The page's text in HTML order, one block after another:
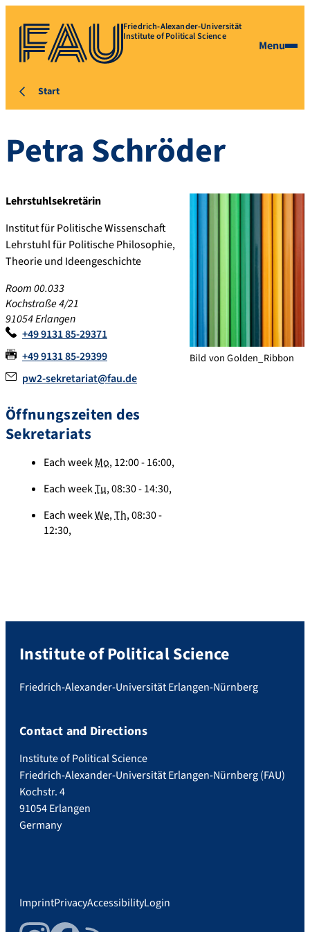
Friedrich-Alexander-Universität
Institute of Political Science
Menu
Start
Petra Schröder
Bild von Golden_Ribbon
Lehrstuhlsekretärin
Institut für Politische Wissenschaft
Lehrstuhl für Politische Philosophie,
Theorie und Ideengeschichte
Room 00.033
Kochstraße 4/21
91054Erlangen
+49 9131 85-29371
+49 9131 85-29399
pw2-sekretariat@fau.de
Öffnungszeiten des
Sekretariats
Each weekMo, 12:00 - 16:00,
Each weekTu, 08:30 - 14:30,
Each weekWe,Th, 08:30 -
12:30,
Institute of Political Science
Friedrich-Alexander-Universität Erlangen-Nürnberg
Contact and Directions
Institute of Political Science
Friedrich-Alexander-Universität Erlangen-Nürnberg (FAU)
Kochstr. 4
91054 Erlangen
Germany
ImprintPrivacyAccessibilityLogin